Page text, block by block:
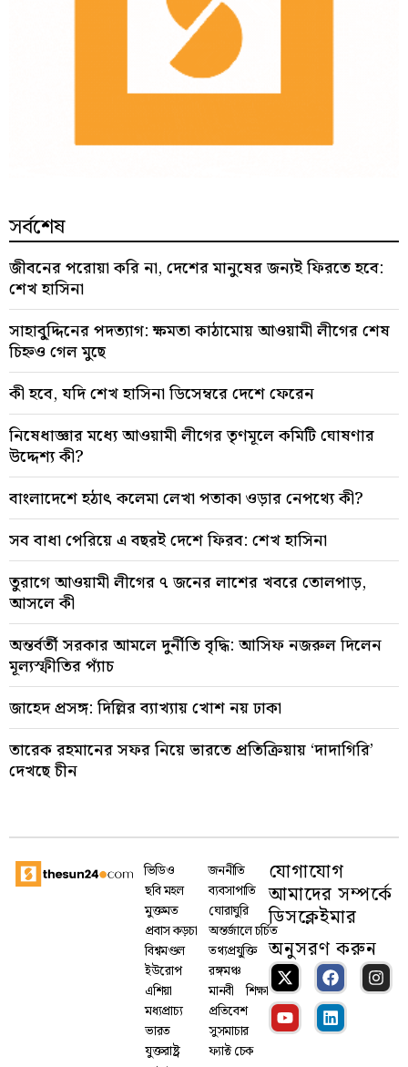
সর্বশেষ
জীবনের পরোয়া করি না, দেশের মানুষের জন্যই ফিরতে হবে:
শেখ হাসিনা
সাহাবু্দ্দিনের পদত্যাগ: ক্ষমতা কাঠামোয় আওয়ামী লীগের শেষ
চিহ্নও গেল মুছে
কী হবে, যদি শেখ হাসিনা ডিসেম্বরে দেশে ফেরেন
নিষেধাজ্ঞার মধ্যে আওয়ামী লীগের তৃণমূলে কমিটি ঘোষণার
উদ্দেশ্য কী?
বাংলাদেশে হঠাৎ কলেমা লেখা পতাকা ওড়ার নেপথ্যে কী?
সব বাধা পেরিয়ে এ বছরই দেশে ফিরব: শেখ হাসিনা
তুরাগে আওয়ামী লীগের ৭ জনের লাশের খবরে তোলপাড়,
আসলে কী
অন্তর্বর্তী সরকার আমলে দুর্নীতি বৃদ্ধি: আসিফ নজরুল দিলেন
মূল্যস্ফীতির প্যাঁচ
জাহেদ প্রসঙ্গ: দিল্লির ব্যাখ্যায় খোশ নয় ঢাকা
তারেক রহমানের সফর নিয়ে ভারতে প্রতিক্রিয়ায় ‘দাদাগিরি’
দেখছে চীন
ভিডিও
ছবি মহল
মুক্তমত
প্রবাস কড়চা
বিশ্বমণ্ডল
ইউরোপ
এশিয়া
মধ্যপ্রাচ্য
ভারত
যুক্তরাষ্ট্র
জননীতি
ব্যবসাপাতি
ঘোরাঘুরি
অন্তর্জালে চর্চিত
তথ্যপ্রযু্ক্তি
রঙ্গমঞ্চ
মানবী
শিক্ষা
প্রতিবেশ
সুসমাচার
ফ্যাক্ট চেক
যোগাযোগ
আমাদের সম্পর্কে
ডিসক্লেইমার
অনুসরণ করুন